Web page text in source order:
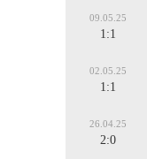
09.05.25
1:1
02.05.25
1:1
26.04.25
2:0